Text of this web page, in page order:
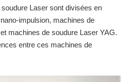
Laser sont divisées en
impulsion, machines de
machines de soudure Laser YAG.
entre ces machines de